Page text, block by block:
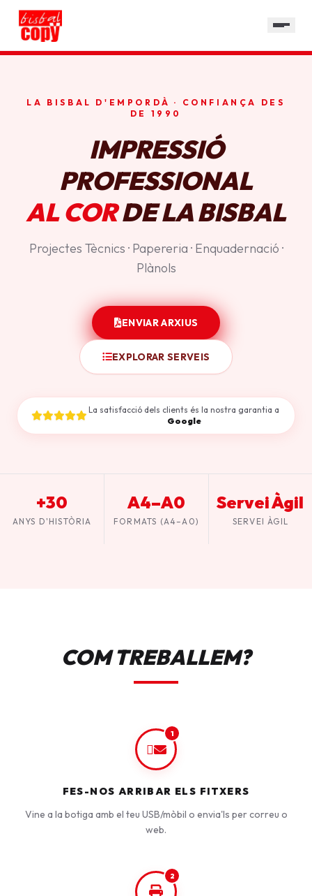
HORARI
LA BISBAL D'EMPORDÀ · CONFIANÇA DES
DE 1990
IMPRESSIÓ
PROFESSIONAL
AL CORDE LA BISBAL
Projectes Tècnics · Papereria · Enquadernació ·
Plànols
ENVIAR ARXIUS
EXPLORAR SERVEIS
La satisfacció dels clients és la nostra garantia a
Google
+30
ANYS D'HISTÒRIA
A4–A0
FORMATS (A4–A0)
Servei Àgil
SERVEI ÀGIL
COM TREBALLEM?
1
FES-NOS ARRIBAR ELS FITXERS
Vine a la botiga amb el teu USB/mòbil o envia'ls per correu o
web.
2